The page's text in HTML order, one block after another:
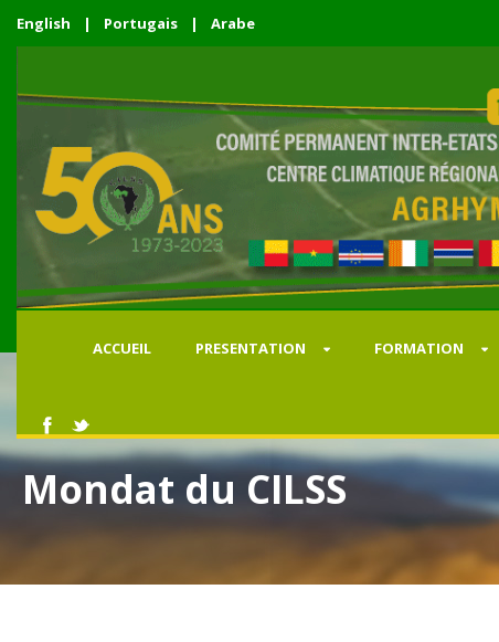
English | Portugais | Arabe
ACCUEIL PRESENTATION FORMATION
Mondat du CILSS